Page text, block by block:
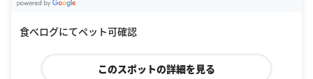
食べログにてペット可確認
このスポットの詳細を見る